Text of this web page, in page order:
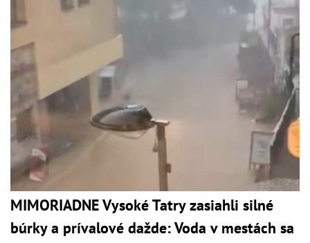
MIMORIADNE Vysoké Tatry zasiahli silné
búrky a prívalové dažde: Voda v mestách sa